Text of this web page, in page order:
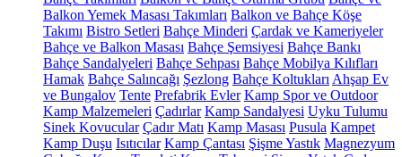
Balkon Yemek Masası Takımları Balkon ve Bahçe Köşe
Takımı Bistro Setleri Bahçe Minderi Çardak ve Kameriyeler
Bahçe ve Balkon Masası Bahçe Şemsiyesi Bahçe Bankı
Bahçe Sandalyeleri Bahçe Sehpası Bahçe Mobilya Kılıfları
Hamak Bahçe Salıncağı Şezlong Bahçe Koltukları Ahşap Ev
ve Bungalov Tente Prefabrik Evler Kamp Spor ve Outdoor
Kamp Malzemeleri Çadırlar Kamp Sandalyesi Uyku Tulumu
Sinek Kovucular Çadır Matı Kamp Masası Pusula Kampet
Kamp Duşu Isıtıcılar Kamp Çantası Şişme Yastık Magnezyum